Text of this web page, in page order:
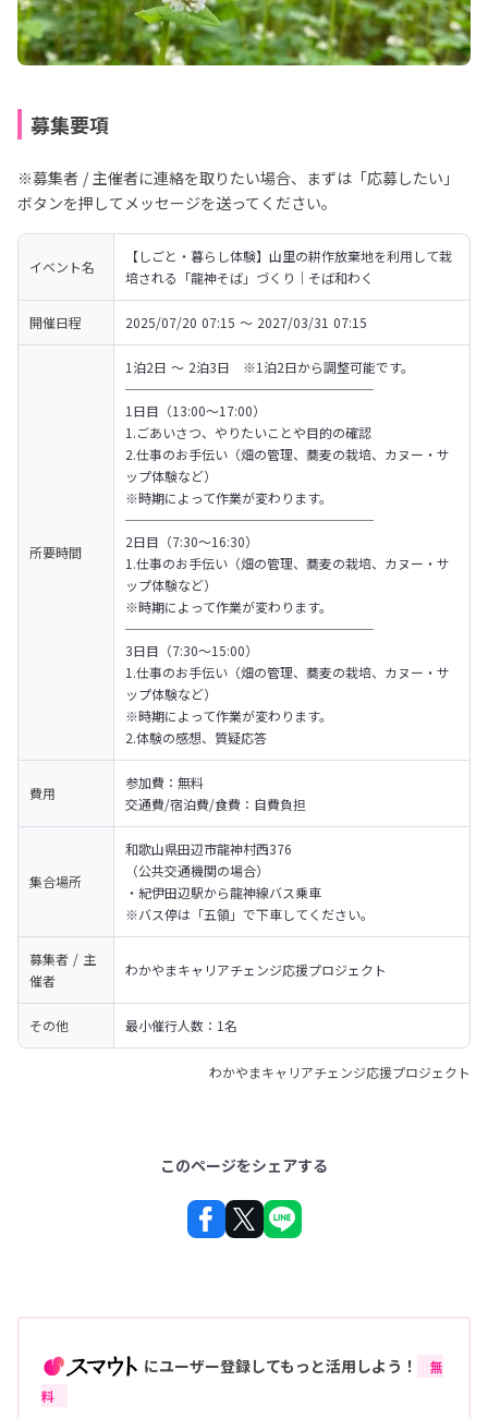
募集要項
※募集者 / 主催者に連絡を取りたい場合、まずは「応募したい」
ボタンを押してメッセージを送ってください。
イベント名
【しごと・暮らし体験】山里の耕作放棄地を利用して栽
培される「龍神そば」づくり｜そば和わく
開催日程 2025/07/20 07:15 〜 2027/03/31 07:15
所要時間
1泊2日 ～ 2泊3日　※1泊2日から調整可能です。
───────────────────
1日目（13:00～17:00）
1.ごあいさつ、やりたいことや目的の確認
2.仕事のお手伝い（畑の管理、蕎麦の栽培、カヌー・サ
ップ体験など）
※時期によって作業が変わります。
───────────────────
2日目（7:30～16:30）
1.仕事のお手伝い（畑の管理、蕎麦の栽培、カヌー・サ
ップ体験など）
※時期によって作業が変わります。
───────────────────
3日目（7:30～15:00）
1.仕事のお手伝い（畑の管理、蕎麦の栽培、カヌー・サ
ップ体験など）
※時期によって作業が変わります。
2.体験の感想、質疑応答
費用
参加費：無料
交通費/宿泊費/食費：自費負担
集合場所
和歌山県田辺市龍神村西376
（公共交通機関の場合）
・紀伊田辺駅から龍神線バス乗車
募集者 / 主
催者
わかやまキャリアチェンジ応援プロジェクト
その他 最小催行人数：1名
わかやまキャリアチェンジ応援プロジェクト
このページをシェアする
にユーザー登録してもっと活用しよう！
無
料